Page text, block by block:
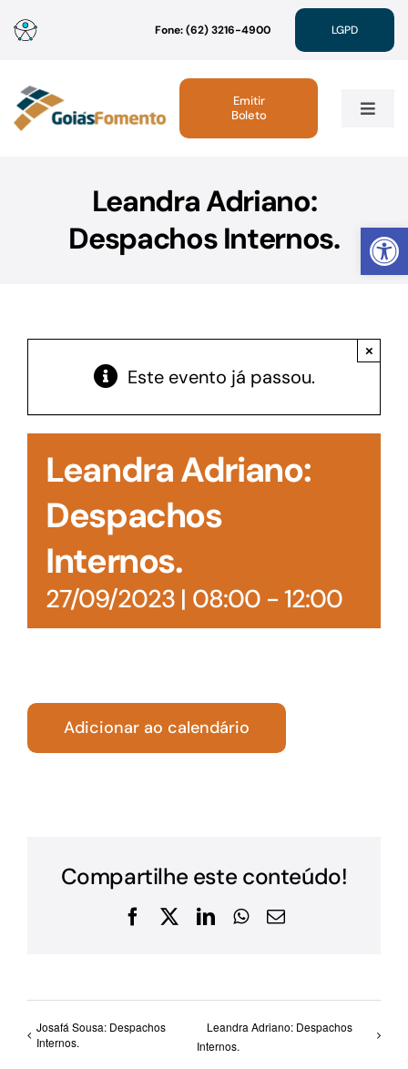
Abrir
para
conteúdo
Fone: (62) 3216-4900 LGPD
Toggle
Linhas de Crédito
Acesso à Informação
Emitir
Boleto
Leandra Adriano:
Despachos Internos.
Este evento já passou.
×
Leandra Adriano:
Despachos
Internos.
27/09/2023 | 08:00- 12:00
Adicionar ao calendário
Compartilhe este conteúdo!
Facebook
X LinkedInWhatsApp
E-
Josafá Sousa: Despachos
Internos.
Leandra Adriano: Despachos
Internos.